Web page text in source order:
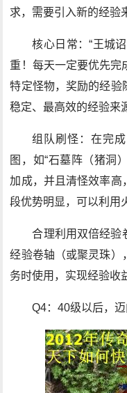
求，需要引入新的经验
核心日常：“王城
重！每天一定要优先完
特定怪物，奖励的经验
稳定、最高效的经验来
组队刷怪：在完
图，如“石墓阵（猪洞
加成，并且清怪效率高
段优势明显，可以利用
合理利用双倍经验
经验卷轴（或聚灵珠）
务时使用，实现经验收
Q4：40级以后，